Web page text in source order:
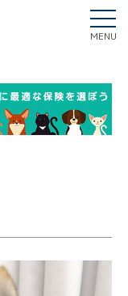
MENU